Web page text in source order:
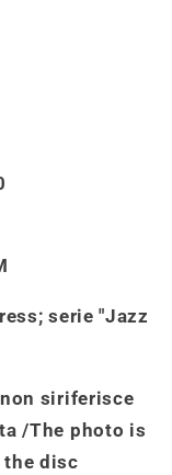
serie "Jazz
siriferisce
/The photo is
the disc